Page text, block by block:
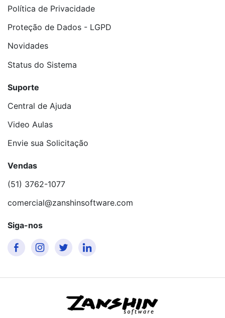
Política de Privacidade
Proteção de Dados - LGPD
Novidades
Status do Sistema
Suporte
Central de Ajuda
Video Aulas
Envie sua Solicitação
Vendas
(51) 3762-1077
comercial@zanshinsoftware.com
Siga-nos